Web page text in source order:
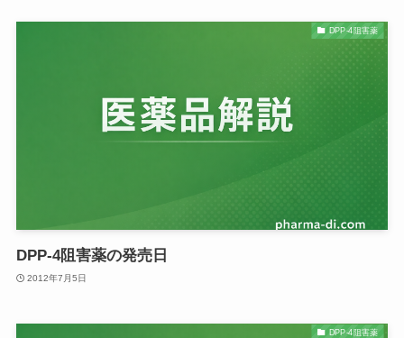
DPP-4阻害薬
DPP-4阻害薬の発売日
2012年7月5日
DPP-4阻害薬